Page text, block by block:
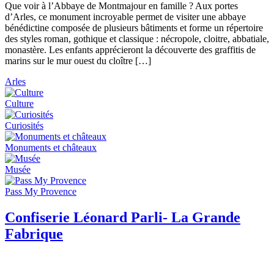
Que voir à l’Abbaye de Montmajour en famille ? Aux portes
d’Arles, ce monument incroyable permet de visiter une abbaye
bénédictine composée de plusieurs bâtiments et forme un répertoire
des styles roman, gothique et classique : nécropole, cloitre, abbatiale,
monastère. Les enfants apprécieront la découverte des graffitis de
marins sur le mur ouest du cloître […]
Arles
Culture
Curiosités
Monuments et châteaux
Musée
Pass My Provence
Confiserie Léonard Parli- La Grande
Fabrique